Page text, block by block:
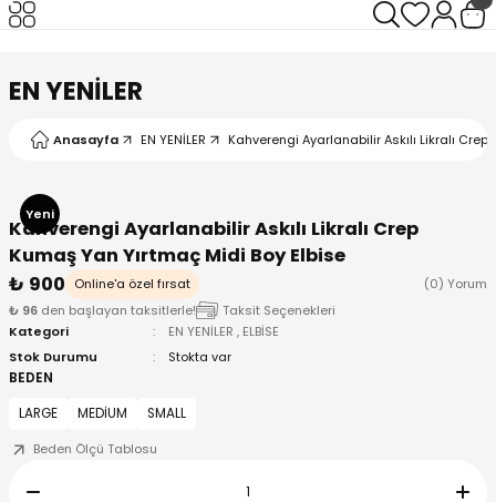
EN YENİLER
Anasayfa EN YENİLER Kahverengi Ayarlanabilir Askılı Likralı
Yeni
Kahverengi Ayarlanabilir Askılı Likralı Crep
Kumaş Yan Yırtmaç Midi Boy Elbise
₺ 900
Online'a özel fırsat
(0) Yorum
₺ 96 den başlayan taksitlerle!
Taksit Seçenekleri
Kategori
EN YENİLER , ELBİSE
Stok Durumu
Stokta var
BEDEN
LARGE
MEDİUM
SMALL
Beden Ölçü Tablosu
Geri Dön
Geri Dön
Geri Dön
Geri Dön